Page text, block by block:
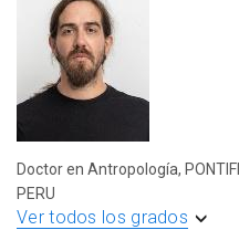
Doctor en Antropología,
PERU
Ver todos los grados